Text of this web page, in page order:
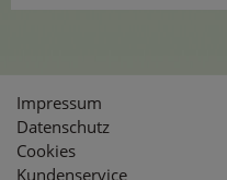
Impressum
Datenschutz
Cookies
Kundenservice